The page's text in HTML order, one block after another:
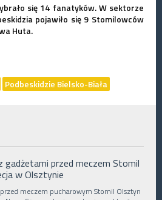
się 14 fanatyków. W sektorze
pojawiło się 9 Stomilowców
Huta.
Podbeskidzie Bielsko-Biała
gadżetami przed meczem Stomil
w Olsztynie
meczem pucharowym Stomil Olsztyn